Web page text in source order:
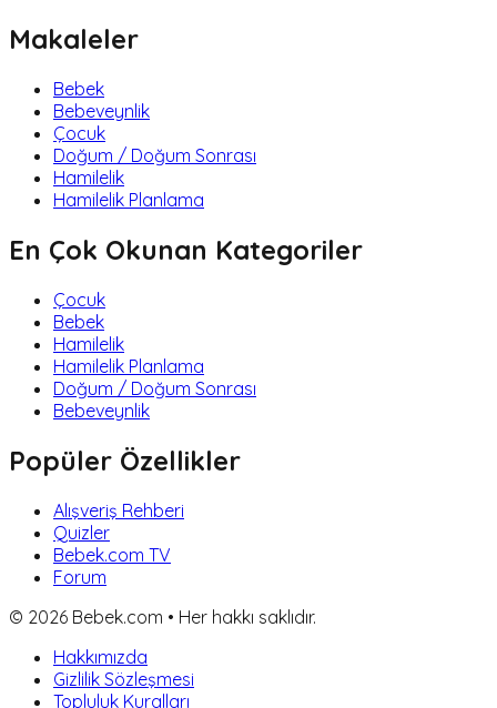
Makaleler
Bebek
Bebeveynlik
Çocuk
Doğum / Doğum Sonrası
Hamilelik
Hamilelik Planlama
En Çok Okunan Kategoriler
Çocuk
Bebek
Hamilelik
Hamilelik Planlama
Doğum / Doğum Sonrası
Bebeveynlik
Popüler Özellikler
Alışveriş Rehberi
Quizler
Bebek.com TV
Forum
© 2026 Bebek.com • Her hakkı saklıdır.
Hakkımızda
Gizlilik Sözleşmesi
Topluluk Kuralları